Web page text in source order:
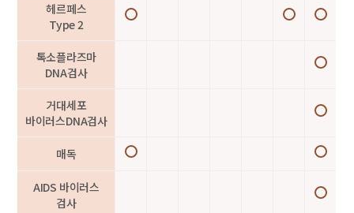
헤르페스
Type 2
톡소플라즈마
DNA검사
거대세포
바이러스DNA검사
매독
AIDS 바이러스
검사